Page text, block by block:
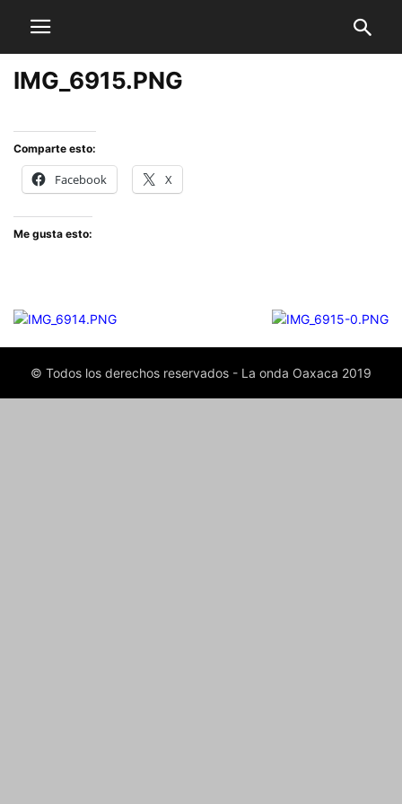
IMG_6915.PNG
Comparte esto:
Facebook X
Me gusta esto:
© Todos los derechos reservados - La onda Oaxaca 2019